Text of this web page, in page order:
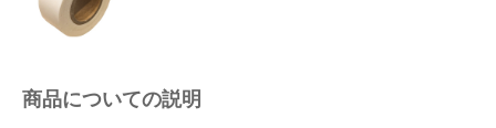
商品についての説明